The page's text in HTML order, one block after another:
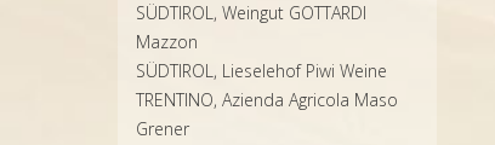
SÜDTIROL, Weingut GOTTARDI
Mazzon
SÜDTIROL, Lieselehof Piwi Weine
TRENTINO, Azienda Agricola Maso
Grener